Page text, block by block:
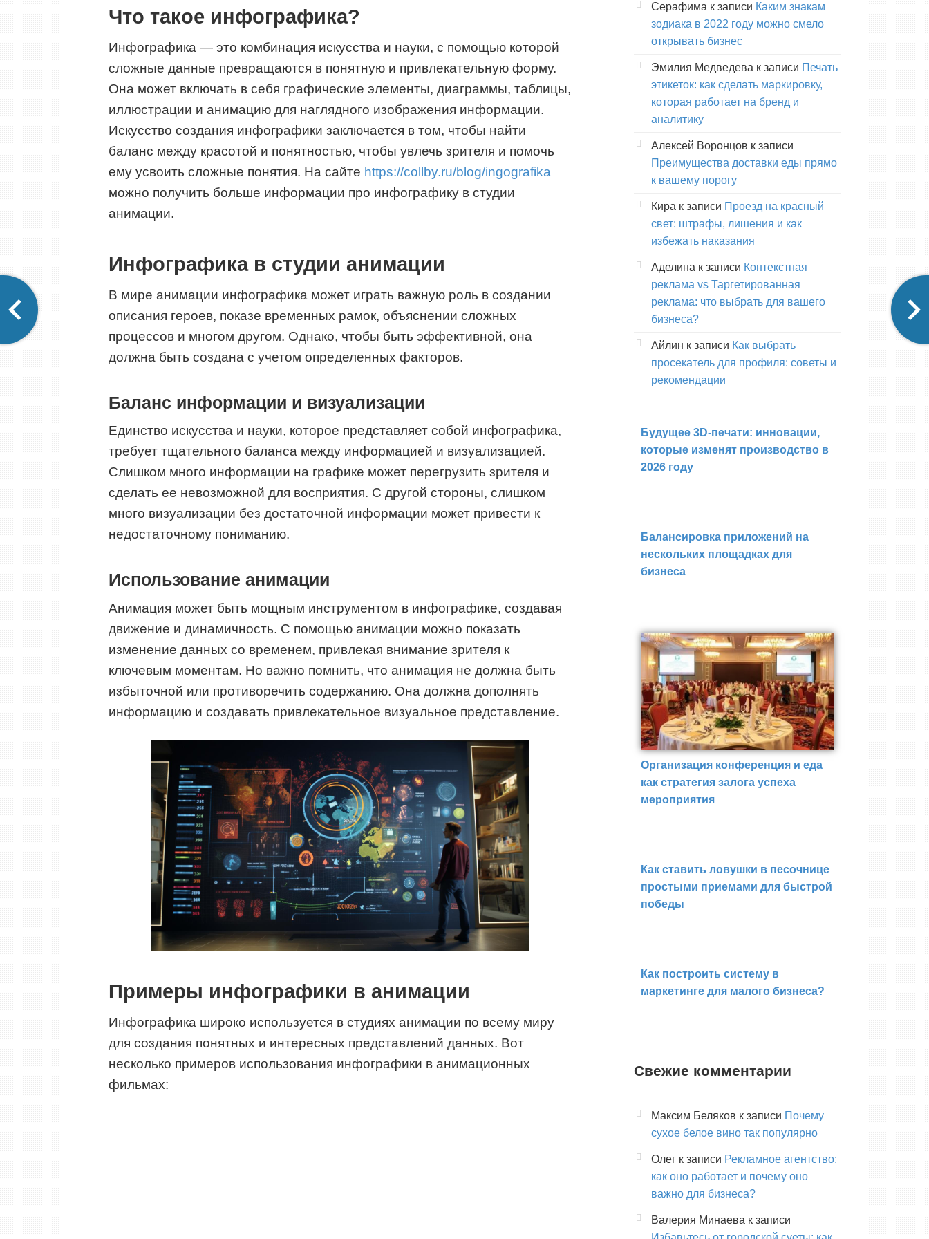
Что такое инфографика?
Инфографика — это комбинация искусства и науки, с помощью которой
сложные данные превращаются в понятную и привлекательную форму.
Она может включать в себя графические элементы, диаграммы, таблицы,
иллюстрации и анимацию для наглядного изображения информации.
Искусство создания инфографики заключается в том, чтобы найти
баланс между красотой и понятностью, чтобы увлечь зрителя и помочь
ему усвоить сложные понятия. На сайте https://collby.ru/blog/ingografika
можно получить больше информации про инфографику в студии
анимации.
Инфографика в студии анимации
В мире анимации инфографика может играть важную роль в создании
описания героев, показе временных рамок, объяснении сложных
процессов и многом другом. Однако, чтобы быть эффективной, она
должна быть создана с учетом определенных факторов.
Баланс информации и визуализации
Единство искусства и науки, которое представляет собой инфографика,
требует тщательного баланса между информацией и визуализацией.
Слишком много информации на графике может перегрузить зрителя и
сделать ее невозможной для восприятия. С другой стороны, слишком
много визуализации без достаточной информации может привести к
недостаточному пониманию.
Использование анимации
Анимация может быть мощным инструментом в инфографике, создавая
движение и динамичность. С помощью анимации можно показать
изменение данных со временем, привлекая внимание зрителя к
ключевым моментам. Но важно помнить, что анимация не должна быть
избыточной или противоречить содержанию. Она должна дополнять
информацию и создавать привлекательное визуальное представление.
Примеры инфографики в анимации
Инфографика широко используется в студиях анимации по всему миру
для создания понятных и интересных представлений данных. Вот
несколько примеров использования инфографики в анимационных
фильмах:
Серафима к записи Каким знакам
зодиака в 2022 году можно смело
открывать бизнес
Эмилия Медведева к записи Печать
этикеток: как сделать маркировку,
которая работает на бренд и
аналитику
Алексей Воронцов к записи
Преимущества доставки еды прямо
к вашему порогу
Кира к записи Проезд на красный
свет: штрафы, лишения и как
избежать наказания
Аделина к записи Контекстная
реклама vs Таргетированная
реклама: что выбрать для вашего
бизнеса?
Айлин к записи Как выбрать
просекатель для профиля: советы и
рекомендации
Будущее 3D-печати: инновации,
которые изменят производство в
2026 году
Балансировка приложений на
нескольких площадках для
бизнеса
Организация конференция и еда
как стратегия залога успеха
мероприятия
Как ставить ловушки в песочнице
простыми приемами для быстрой
победы
Как построить систему в
маркетинге для малого бизнеса?
Свежие комментарии
Максим Беляков к записи Почему
сухое белое вино так популярно
Олег к записи Рекламное агентство:
как оно работает и почему оно
важно для бизнеса?
Валерия Минаева к записи